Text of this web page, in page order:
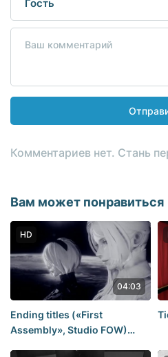
Комментариев нет. Стань
Вам может понравиться
HD
04:03
Ending titles («First
Assembly», Studio FOW)